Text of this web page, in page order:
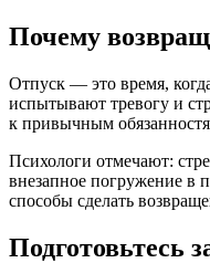
Почему
Отпуск — это время,
испытывают тревогу и
к привычным
Психологи отмечают:
внезапное погружение в
способы сделать
Подготовьтесь